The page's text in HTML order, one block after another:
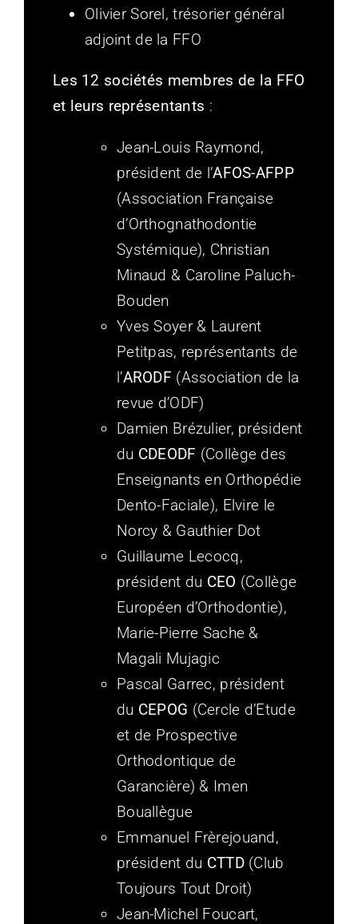
Olivier Sorel, trésorier général
adjoint de la FFO
Les 12 sociétés membres de la FFO
et leurs représentants :
Jean-Louis Raymond,
président de l’AFOS-AFPP
(Association Française
d’Orthognathodontie
Systémique), Christian
Minaud & Caroline Paluch-
Bouden
Yves Soyer & Laurent
Petitpas, représentants de
l’ARODF (Association de la
revue d’ODF)
Damien Brézulier, président
du CDEODF (Collège des
Enseignants en Orthopédie
Dento-Faciale), Elvire le
Norcy & Gauthier Dot
Guillaume Lecocq,
président du CEO (Collège
Européen d’Orthodontie),
Marie-Pierre Sache &
Magali Mujagic
Pascal Garrec, président
du CEPOG (Cercle d’Etude
et de Prospective
Orthodontique de
Garancière) & Imen
Bouallègue
Emmanuel Frèrejouand,
président du CTTD(Club
Toujours Tout Droit)
Jean-Michel Foucart,